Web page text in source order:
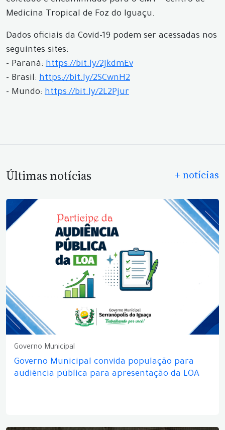
Medicina Tropical de Foz do Iguaçu.
Dados oficiais da Covid-19 podem ser acessadas nos
seguintes sites:
- Paraná: https://bit.ly/2JkdmEv
- Brasil: https://bit.ly/2SCwnH2
- Mundo: https://bit.ly/2L2Pjur
Últimas notícias + notícias
Governo Municipal
Governo Municipal convida população para
audiência pública para apresentação da LOA